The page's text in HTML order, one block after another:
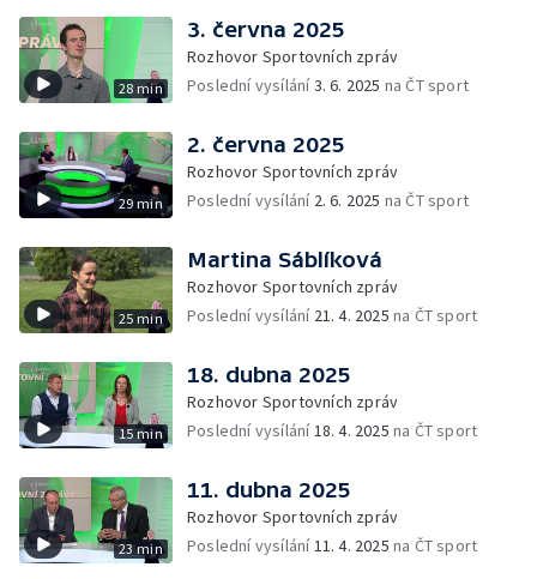
28 min
3. června 2025
Rozhovor Sportovních zpráv
Poslední vysílání3. 6. 2025 na ČT sport
29 min
2. června 2025
Rozhovor Sportovních zpráv
Poslední vysílání 2. 6. 2025 na ČT sport
25 min
Martina Sáblíková
Rozhovor Sportovních zpráv
Poslední vysílání 21. 4. 2025 na ČT sport
15 min
18. dubna 2025
Rozhovor Sportovních zpráv
Poslední vysílání18. 4. 2025 na ČT sport
23 min
11. dubna 2025
Rozhovor Sportovních zpráv
Poslední vysílání11. 4. 2025 na ČT sport